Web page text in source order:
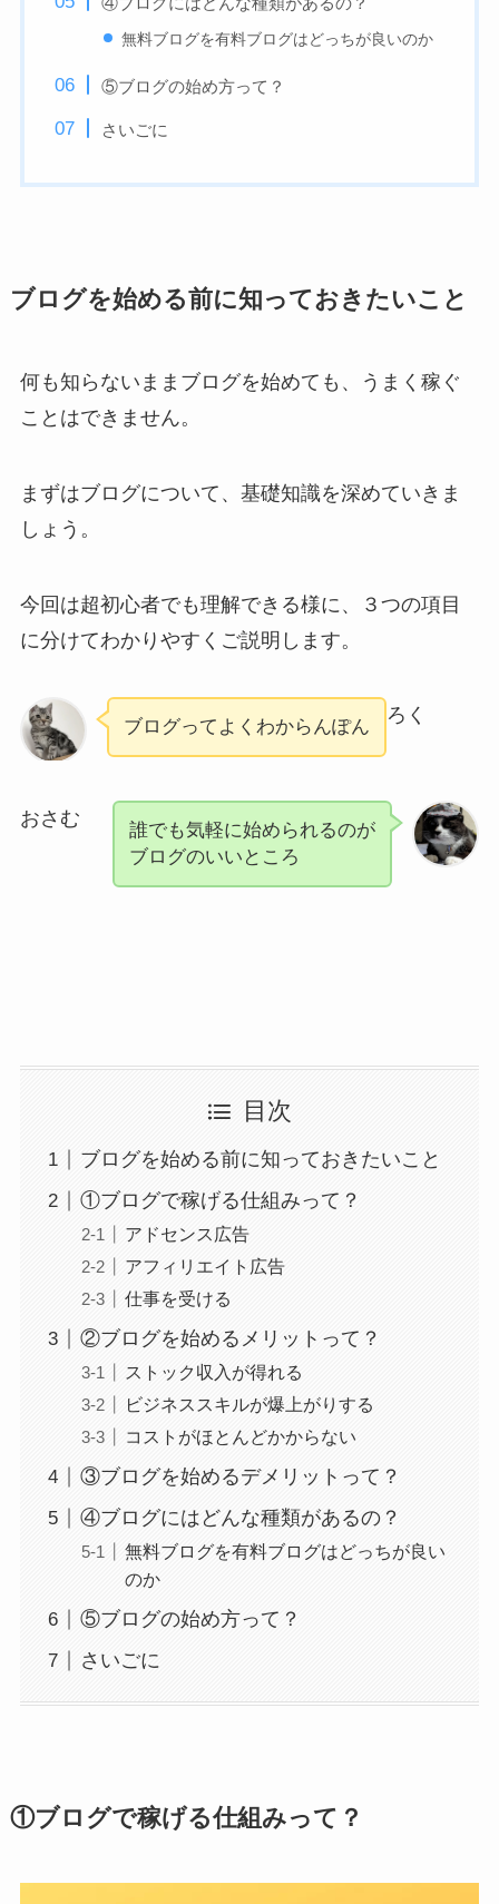
無料ブログを有料ブログはどっちが良いのか
⑤ブログの始め方って？
さいごに
ブログを始める前に知っておきたいこと
何も知らないままブログを始めても、うまく稼ぐ
ことはできません。
まずはブログについて、基礎知識を深めていきま
しょう。
今回は超初心者でも理解できる様に、３つの項目
に分けてわかりやすくご説明します。
ろく
ブログってよくわからんぽん
おさむ
誰でも気軽に始められるのが
ブログのいいところ
目次
ブログを始める前に知っておきたいこと
①ブログで稼げる仕組みって？
アドセンス広告
アフィリエイト広告
仕事を受ける
②ブログを始めるメリットって？
ストック収入が得れる
ビジネススキルが爆上がりする
コストがほとんどかからない
③ブログを始めるデメリットって？
④ブログにはどんな種類があるの？
無料ブログを有料ブログはどっちが良い
のか
⑤ブログの始め方って？
さいごに
①ブログで稼げる仕組みって？